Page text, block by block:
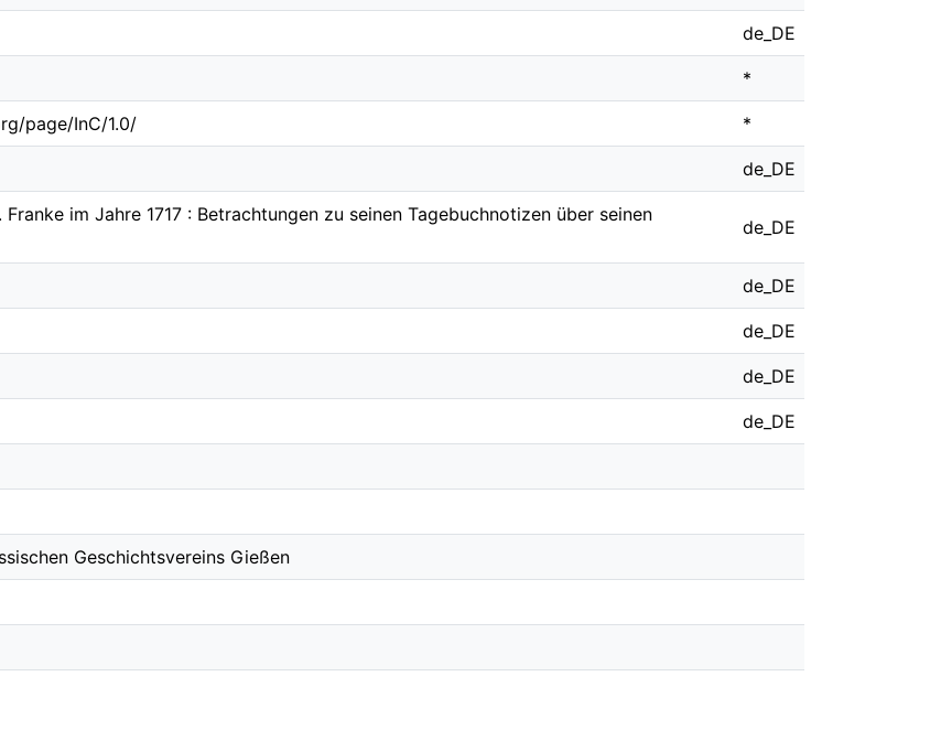
de_DE
*
page/InC/1.0/ *
de_DE
im Jahre 1717 : Betrachtungen zu seinen Tagebuchnotizen über seinen
de_DE
de_DE
de_DE
de_DE
de_DE
Geschichtsvereins Gießen